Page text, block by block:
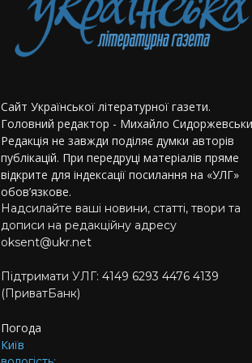
Сайт Української літературної газети.
Головний редактор - Михайло
Редакція не завжди поділяє думки авторів
публікацій. При передруці матеріалів пряме
відкрите для індексації посилання на «УЛГ»
обов’язкове.
Надсилайте ваші новини, статті, твори та
дописи на редакційну адресу
oksent@ukr.net
Підтримати УЛГ: 4149 6293 4476 4139
(ПриватБанк)
Погода
Київ